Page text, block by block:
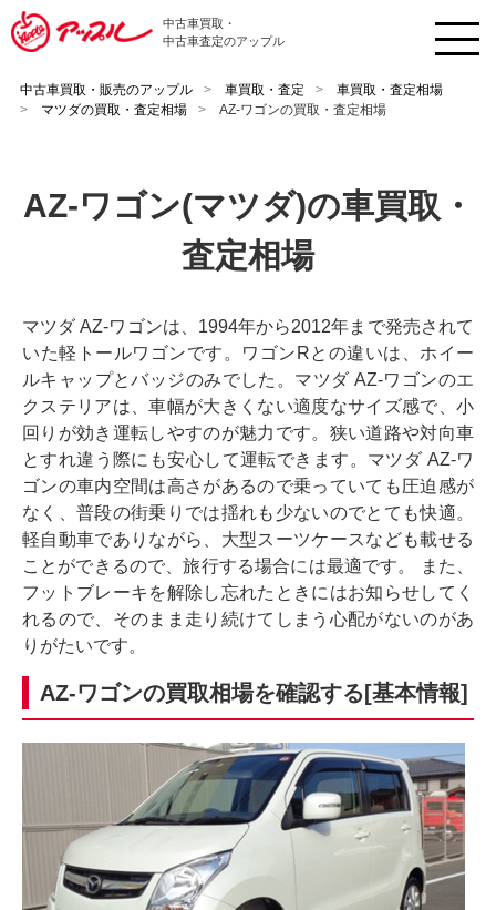
中古車買取・
中古車査定のアップル
中古車買取・販売のアップル 車買取・査定
車買取・査定相場
マツダの買取・査定相場
AZ-ワゴンの買取・査定相場
AZ-ワゴン(マツダ)の車買取・
査定相場
マツダ AZ-ワゴンは、1994年から2012年まで発売されて
いた軽トールワゴンです。ワゴンRとの違いは、ホイー
ルキャップとバッジのみでした。マツダ AZ-ワゴンのエ
クステリアは、車幅が大きくない適度なサイズ感で、小
回りが効き運転しやすのが魅力です。狭い道路や対向車
とすれ違う際にも安心して運転できます。マツダ AZ-ワ
ゴンの車内空間は高さがあるので乗っていても圧迫感が
なく、普段の街乗りでは揺れも少ないのでとても快適。
軽自動車でありながら、大型スーツケースなども載せる
ことができるので、旅行する場合には最適です。 また、
フットブレーキを解除し忘れたときにはお知らせしてく
れるので、そのまま走り続けてしまう心配がないのがあ
りがたいです。
AZ-ワゴンの買取相場を確認する[基本情報]